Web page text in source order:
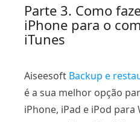
Parte 3. Como
iPhone para o
iTunes
Aiseesoft Backup e
é a sua melhor opção
iPhone, iPad e iPod para